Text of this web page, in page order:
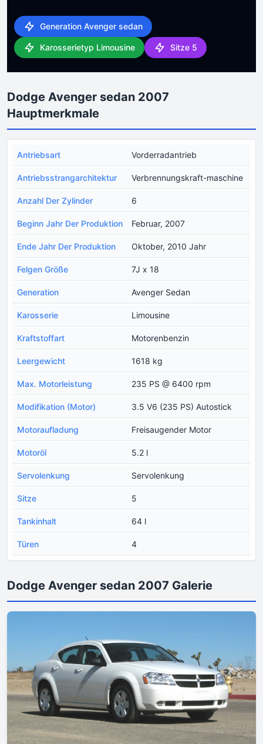
Generation Avenger sedan
Karosserietyp Limousine Sitze 5
Dodge Avenger sedan 2007
Hauptmerkmale
Antriebsart Vorderradantrieb
Antriebsstrangarchitektur Verbrennungskraft-maschine
Anzahl Der Zylinder 6
Beginn Jahr Der Produktion Februar, 2007
Ende Jahr Der Produktion Oktober, 2010 Jahr
Felgen Größe 7J x 18
Generation Avenger Sedan
Karosserie Limousine
Kraftstoffart Motorenbenzin
Leergewicht 1618 kg
Max. Motorleistung 235 PS @ 6400 rpm
Modifikation (Motor) 3.5 V6 (235 PS) Autostick
Motoraufladung Freisaugender Motor
Motoröl 5.2 l
Servolenkung Servolenkung
Sitze 5
Tankinhalt 64 l
Türen 4
Dodge Avenger sedan 2007 Galerie